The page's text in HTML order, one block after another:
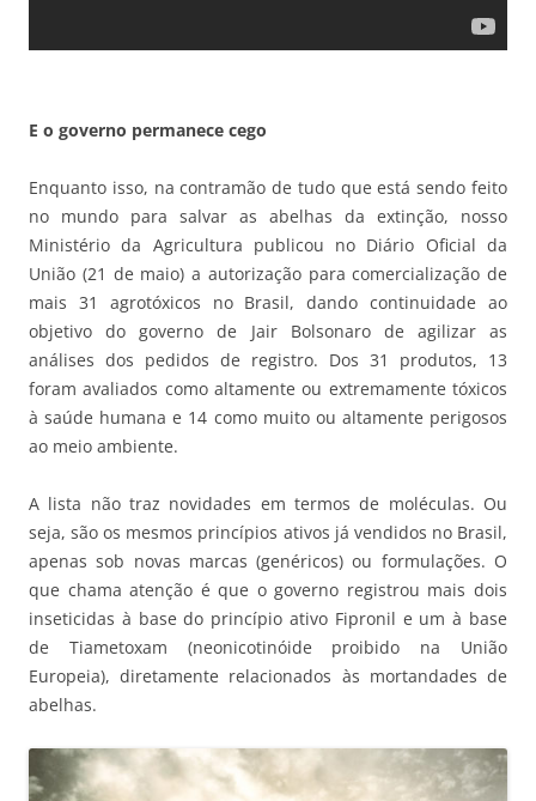
E o governo permanece cego
Enquanto isso, na contramão de tudo que está sendo feito
no mundo para salvar as abelhas da extinção, nosso
Ministério da Agricultura publicou no Diário Oficial da
União (21 de maio) a autorização para comercialização de
mais 31 agrotóxicos no Brasil, dando continuidade ao
objetivo do governo de Jair Bolsonaro de agilizar as
análises dos pedidos de registro. Dos 31 produtos, 13
foram avaliados como altamente ou extremamente tóxicos
à saúde humana e 14 como muito ou altamente perigosos
ao meio ambiente.
A lista não traz novidades em termos de moléculas. Ou
seja, são os mesmos princípios ativos já vendidos no Brasil,
apenas sob novas marcas (genéricos) ou formulações. O
que chama atenção é que o governo registrou mais dois
inseticidas à base do princípio ativo Fipronil e um à base
de Tiametoxam (neonicotinóide proibido na União
Europeia), diretamente relacionados às mortandades de
abelhas.